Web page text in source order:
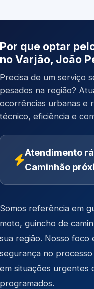
Por que optar
no Varjão, João
Precisa de um serviço
pesados na região?
ocorrências urbanas e
técnico, eficiência e
Atendimento
Caminhão
Somos referência em
moto, guincho de
sua região. Nosso foco
segurança no
em situações urgentes
programados.